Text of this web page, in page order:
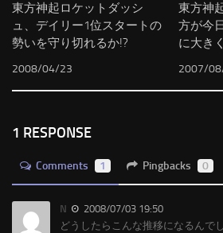
東方神起ロケットダッシ
ュ、デイリー1位スタートの
勢いを守り切れるか!?
2008/04/23
東方神
方が今
に大き
2007/
1 RESPONSE
Comments 1 Pingbacks 0
N
2008/07/03 19:50
どうしたらこんな推移になるんで